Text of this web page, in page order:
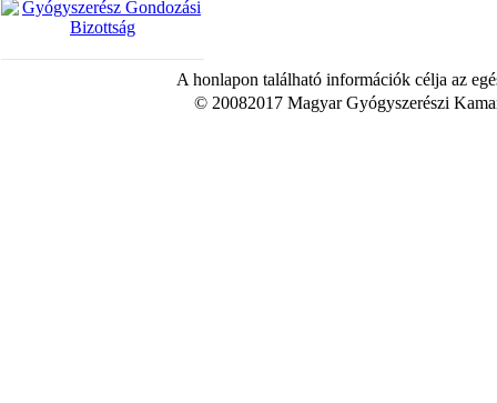
A honlapon található információk célja az
© 20082017 Magyar Gyógyszerészi